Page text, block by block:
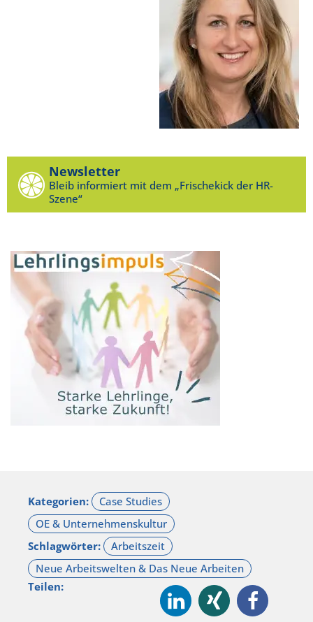
Newsletter
Bleib informiert mit dem „Frischekick der HR-
Szene“
Kategorien:
Schlagwörter:
Teilen: